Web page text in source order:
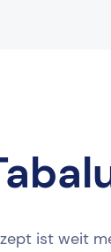
ist weit